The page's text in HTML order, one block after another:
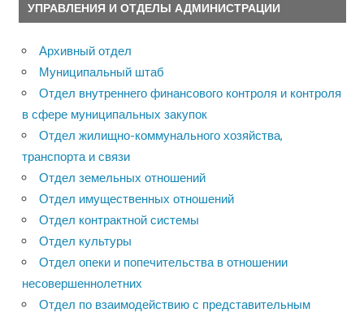
УПРАВЛЕНИЯ И ОТДЕЛЫ АДМИНИСТРАЦИИ
Архивный отдел
Муниципальный штаб
Отдел внутреннего финансового контроля и контроля
в сфере муниципальных закупок
Отдел жилищно-коммунального хозяйства,
транспорта и связи
Отдел земельных отношений
Отдел имущественных отношений
Отдел контрактной системы
Отдел культуры
Отдел опеки и попечительства в отношении
несовершеннолетних
Отдел по взаимодействию с представительным